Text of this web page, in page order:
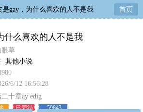
是gay，为什么喜欢的人不是我 首页
什么喜欢的人不是我
眼草
其他小说
6/12 16:56:28
二十章ay edig
已完结
59843